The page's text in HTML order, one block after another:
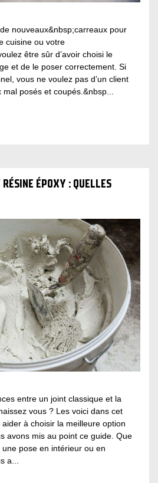
nouveaux&nbsp;carreaux pour
cuisine ou votre
être sûr d’avoir choisi le
et de le poser correctement. Si
vous ne voulez pas d’un client
posés et coupés.&nbsp...
ÉPOXY : QUELLES
entre un joint classique et la
vous ? Les voici dans cet
à choisir la meilleure option
avons mis au point ce guide. Que
pose en intérieur ou en
a...